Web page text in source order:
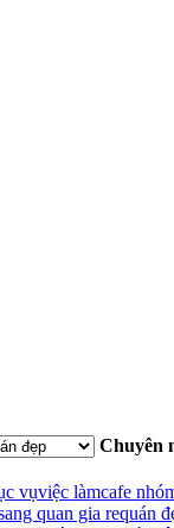
Chuyên
vụviệc làmcafe
quan gia requán